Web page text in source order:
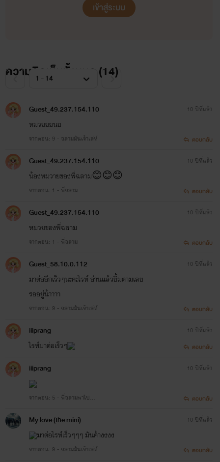
เข้าสู่ระบบ
ความคิดเห็นทั้งหมด (14)
Guest_49.237.154.110
หมวยยยนย
จากตอน: 9 - ฉลามมันเจ้าเล่ห์
10 ปีที่แล้ว
ตอบกลับ
Guest_49.237.154.110
น้องหมวายของพี่ฉลาม😊😊😊
จากตอน: 1 - พี่ฉลาม
10 ปีที่แล้ว
ตอบกลับ
Guest_49.237.154.110
หมวยของพี่ฉลาม
จากตอน: 1 - พี่ฉลาม
10 ปีที่แล้ว
ตอบกลับ
Guest_58.10.0.112
มาต่ออีกเร็วๆนะคะไรท์ อ่านแล้วยิ้มตามเลย
รออยู่น้าาาา
จากตอน: 9 - ฉลามมันเจ้าเล่ห์
10 ปีที่แล้ว
ตอบกลับ
iiiprang
ไรท์มาต่อเร็วๆ
10 ปีที่แล้ว
ตอบกลับ
iiiprang
จากตอน: 5 - พี่ฉลามพาไป...
10 ปีที่แล้ว
ตอบกลับ
My love (the mini)
มาต่อไรท์เร็วๆๆๆ มันค้างงงง
จากตอน: 9 - ฉลามมันเจ้าเล่ห์
10 ปีที่แล้ว
ตอบกลับ